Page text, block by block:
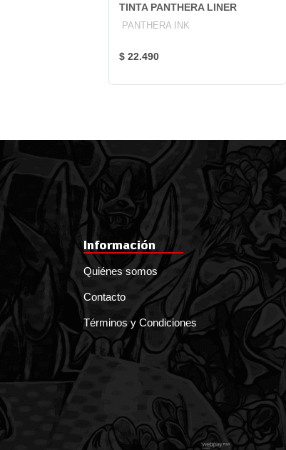
TINTA PANTHERA LINER
PANTHERA INK
$ 22.490
Información
Quiénes somos
Contacto
Términos y Condiciones